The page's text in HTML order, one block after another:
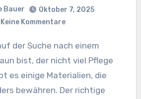
Bauer
Oktober 7, 2025
Keine Kommentare
bist, der nicht viel Pflege
es einige Materialien, die
bewähren. Der richtige